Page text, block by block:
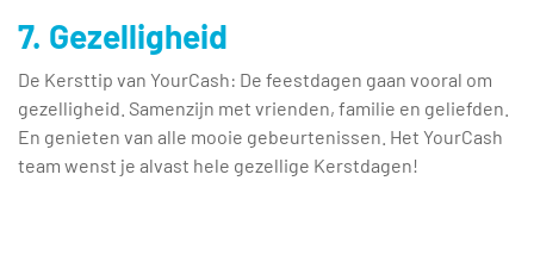
7. Gezelligheid
De Kersttip van YourCash: De feestdagen gaan vooral om
gezelligheid. Samenzijn met vrienden, familie en geliefden.
En genieten van alle mooie gebeurtenissen. Het YourCash
team wenst je alvast hele gezellige Kerstdagen!